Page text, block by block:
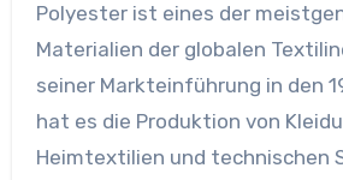
Polyester ist eines der
Materialien der globalen
seiner Markteinführung in den
hat es die Produktion von
Heimtextilien und technischen